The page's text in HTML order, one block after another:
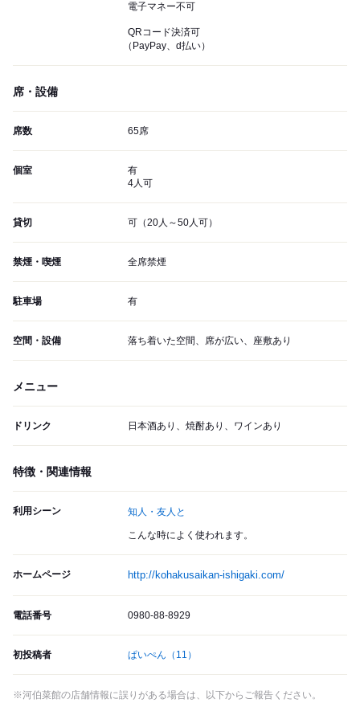
電子マネー不可
QRコード決済可
（PayPay、d払い）
席・設備
席数 65席
個室
有
4人可
貸切 可（20人～50人可）
禁煙・喫煙 全席禁煙
駐車場 有
空間・設備 落ち着いた空間、席が広い、座敷あり
メニュー
ドリンク 日本酒あり、焼酎あり、ワインあり
特徴・関連情報
利用シーン 知人・友人と
こんな時によく使われます。
ホームページ http://kohakusaikan-ishigaki.com/
電話番号 0980-88-8929
初投稿者 ぱいぺん （11）
※河伯菜館の店舗情報に誤りがある場合は、以下からご報告ください。